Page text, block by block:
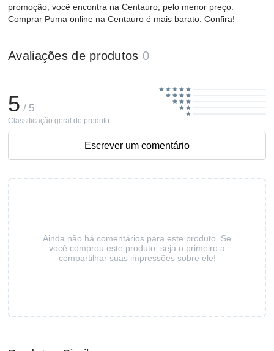
promoção, você encontra na Centauro, pelo menor preço.
Comprar Puma online na Centauro é mais barato. Confira!
Avaliações de produtos 0
Ainda não há comentários para este produto. Se
você comprou este produto, seja o primeiro a
compartilhar suas impressões sobre ele!
5 / 5
Classificação geral do produto
Escrever um comentário